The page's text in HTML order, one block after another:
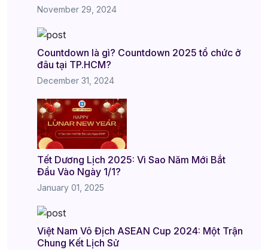
November 29, 2024
Countdown là gì? Countdown 2025 tổ chức ở
đâu tại TP.HCM?
December 31, 2024
Tết Dương Lịch 2025: Vì Sao Năm Mới Bắt
Đầu Vào Ngày 1/1?
January 01, 2025
Việt Nam Vô Địch ASEAN Cup 2024: Một Trận
Chung Kết Lịch Sử